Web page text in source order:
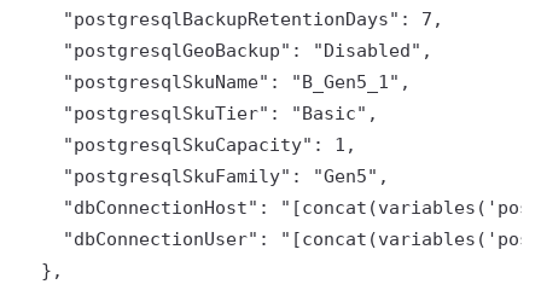
    "postgresqlBackupRetentionDays": 7,
    "postgresqlGeoBackup": "Disabled",
    "postgresqlSkuName": "B_Gen5_1",
    "postgresqlSkuTier": "Basic",
    "postgresqlSkuCapacity": 1,
    "postgresqlSkuFamily": "Gen5",
"dbConnectionHost":
"dbConnectionUser":
  },